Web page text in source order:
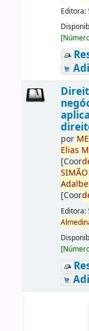
Editora:
[
por ME
Elias
[Coor
SIMÃO
[Coor
Editora:
[